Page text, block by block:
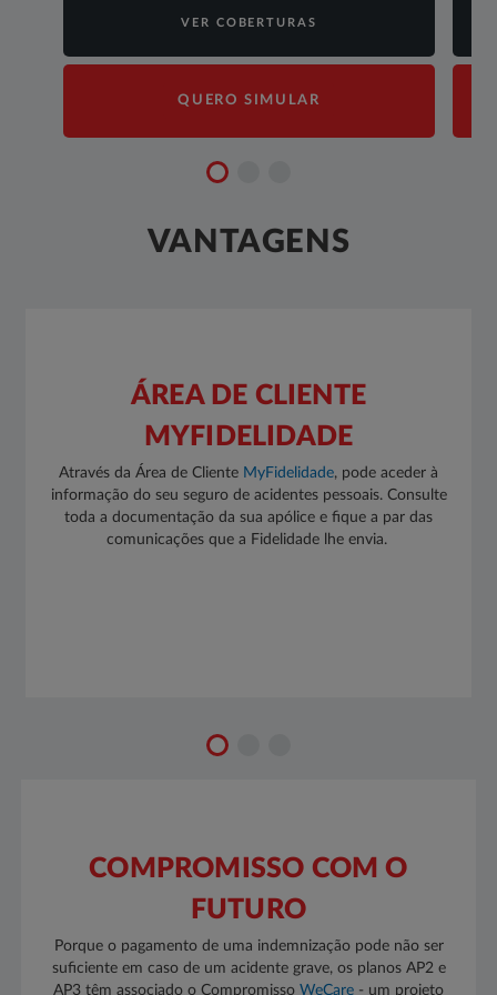
VER COBERTURAS
QUERO SIMULAR
VANTAGENS
ÁREA DE CLIENTE
MYFIDELIDADE
Através da Área de Cliente MyFidelidade​​, pode aceder à
informação do seu seguro de acidentes pessoais. Consulte
toda a documentação da sua apólice e fique a par das
comunicações que a Fidelidade lhe envia. ​
COMPROMISSO COM O
FUTURO
Porque o pagamento de uma indemnização pode não ser
suficiente em caso de um acidente grave, os planos AP2 e
AP3 têm associado o Compromisso WeCare ​ - um projeto